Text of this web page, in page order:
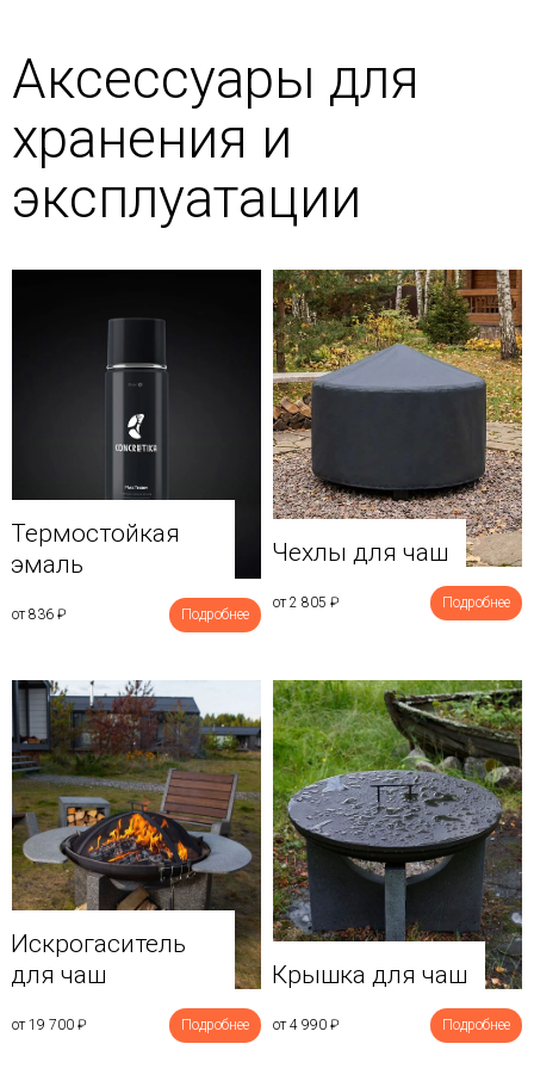
Аксессуары для
хранения и
эксплуатации
Термостойкая
эмаль
от 836 ₽ Подробнее
Чехлы для чаш
от 2 805 ₽ Подробнее
Искрогаситель
для чаш
от 19 700 ₽ Подробнее
Крышка для чаш
от 4 990 ₽ Подробнее